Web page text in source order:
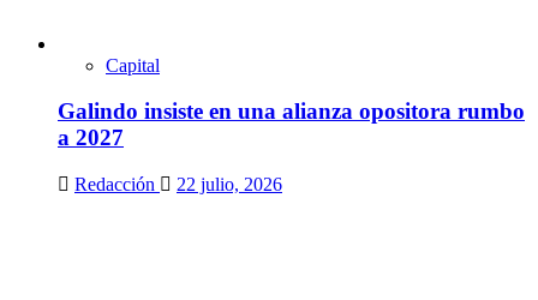
Capital
Galindo insiste en una alianza opositora rumbo
a 2027
Redacción 22 julio, 2026